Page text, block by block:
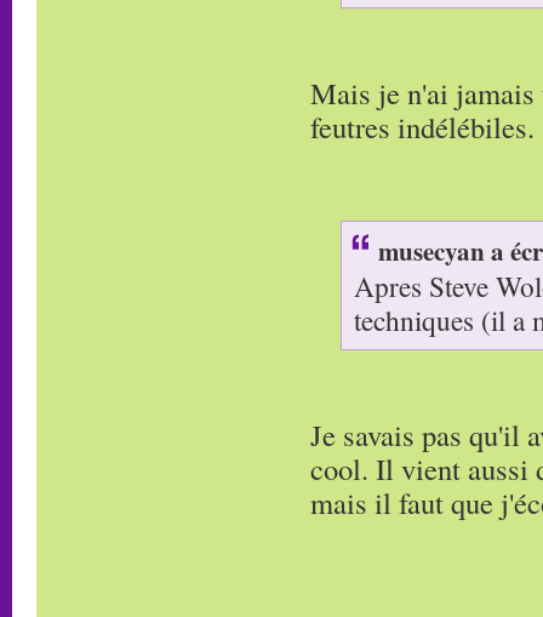
Mais je n'ai jamais
feutres indélébiles.
musecyan a
Apres Steve
techniques (il a
Je savais pas qu'il
cool. Il vient aussi
mais il faut que